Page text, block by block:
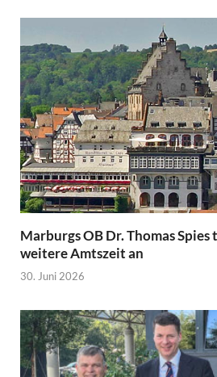
Marburgs OB Dr. Thomas
weitere Amtszeit an
30. Juni 2026